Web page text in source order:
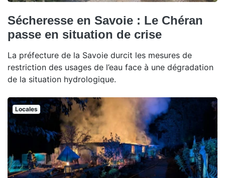
Sécheresse en Savoie : Le Chéran
passe en situation de crise
La préfecture de la Savoie durcit les mesures de
restriction des usages de l’eau face à une dégradation
de la situation hydrologique.
Locales